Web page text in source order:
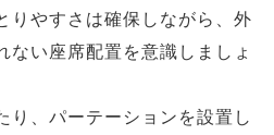
りやすさは確保しながら、外
ない座席配置を意識しましょ
り、パーテーションを設置し